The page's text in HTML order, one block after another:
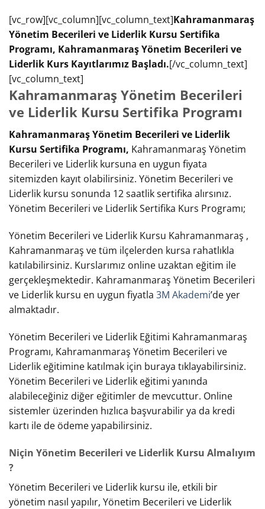
[vc_row][vc_column][vc_column_text]Kahramanmaraş
Yönetim Becerileri ve Liderlik Kursu Sertifika
Programı, Kahramanmaraş Yönetim Becerileri ve
Liderlik Kurs Kayıtlarımız Başladı.[/vc_column_text]
[vc_column_text]
Kahramanmaraş Yönetim Becerileri
ve Liderlik Kursu Sertifika Programı
Kahramanmaraş Yönetim Becerileri ve Liderlik
Kursu Sertifika Programı, Kahramanmaraş Yönetim
Becerileri ve Liderlik kursuna en uygun fiyata
sitemizden kayıt olabilirsiniz. Yönetim Becerileri ve
Liderlik kursu sonunda 12 saatlik sertifika alırsınız.
Yönetim Becerileri ve Liderlik Sertifika Kurs Programı;
Yönetim Becerileri ve Liderlik Kursu Kahramanmaraş ,
Kahramanmaraş ve tüm ilçelerden kursa rahatlıkla
katılabilirsiniz. Kurslarımız online uzaktan eğitim ile
gerçekleşmektedir. Kahramanmaraş Yönetim Becerileri
ve Liderlik kursu en uygun fiyatla 3M Akademi’de yer
almaktadır.
Yönetim Becerileri ve Liderlik Eğitimi Kahramanmaraş
Programı, Kahramanmaraş Yönetim Becerileri ve
Liderlik eğitimine katılmak için buraya tıklayabilirsiniz.
Yönetim Becerileri ve Liderlik eğitimi yanında
alabileceğiniz diğer eğitimler de mevcuttur. Online
sistemler üzerinden hızlıca başvurabilir ya da kredi
kartı ile de ödeme yapabilirsiniz.
Niçin Yönetim Becerileri ve Liderlik Kursu Almalıyım
?
Yönetim Becerileri ve Liderlik kursu ile, etkili bir
yönetim nasıl yapılır, Yönetim Becerileri ve Liderlik